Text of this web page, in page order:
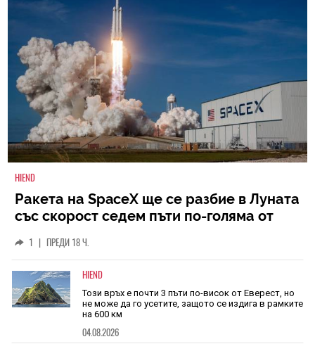
HIEND
Ракета на SpaceX ще се разбие в Луната
със скорост седем пъти по-голяма от
1 | ПРЕДИ 18 Ч.
HIEND
Този връх е почти 3 пъти по-висок от Еверест, но
не може да го усетите, защото се издига в рамките
на 600 км
04.08.2026